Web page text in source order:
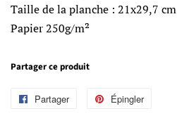
Taille de la planche : 21x29,7 cm
Papier 250g/m²
Partager ce produit
Partager
Partager Épingler